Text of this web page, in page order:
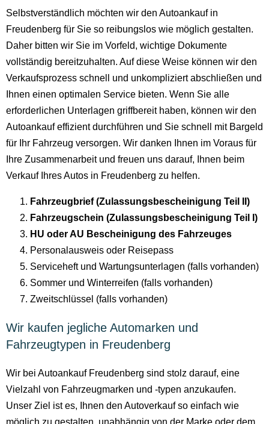
Selbstverständlich möchten wir den Autoankauf in
Freudenberg für Sie so reibungslos wie möglich gestalten.
Daher bitten wir Sie im Vorfeld, wichtige Dokumente
vollständig bereitzuhalten. Auf diese Weise können wir den
Verkaufsprozess schnell und unkompliziert abschließen und
Ihnen einen optimalen Service bieten. Wenn Sie alle
erforderlichen Unterlagen griffbereit haben, können wir den
Autoankauf effizient durchführen und Sie schnell mit Bargeld
für Ihr Fahrzeug versorgen. Wir danken Ihnen im Voraus für
Ihre Zusammenarbeit und freuen uns darauf, Ihnen beim
Verkauf Ihres Autos in Freudenberg zu helfen.
Fahrzeugbrief (Zulassungsbescheinigung Teil II)
Fahrzeugschein (Zulassungsbescheinigung Teil I)
HU oder AU Bescheinigung des Fahrzeuges
Personalausweis oder Reisepass
Serviceheft und Wartungsunterlagen (falls vorhanden)
Sommer und Winterreifen (falls vorhanden)
Zweitschlüssel (falls vorhanden)
Wir kaufen jegliche Automarken und
Fahrzeugtypen in Freudenberg
Wir bei Autoankauf Freudenberg sind stolz darauf, eine
Vielzahl von Fahrzeugmarken und -typen anzukaufen.
Unser Ziel ist es, Ihnen den Autoverkauf so einfach wie